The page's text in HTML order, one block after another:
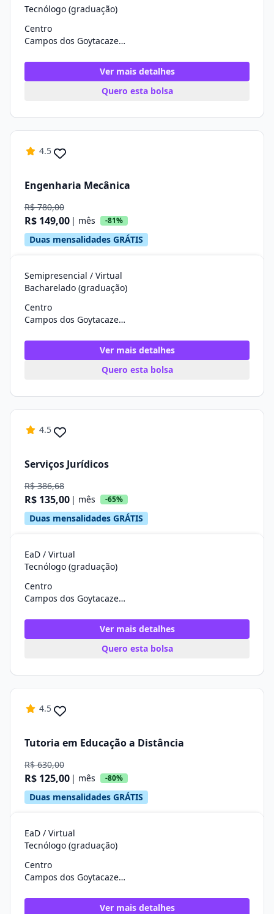
Tecnólogo (graduação)
Centro
Campos dos Goytacazes/RJ
Ver mais detalhes
Quero esta bolsa
4.5
Engenharia Mecânica
R$ 780,00
R$ 149,00 | mês -81%
Duas mensalidades GRÁTIS
Semipresencial / Virtual
Bacharelado (graduação)
Centro
Campos dos Goytacazes/RJ
Ver mais detalhes
Quero esta bolsa
4.5
Serviços Jurídicos
R$ 386,68
R$ 135,00 | mês -65%
Duas mensalidades GRÁTIS
EaD / Virtual
Tecnólogo (graduação)
Centro
Campos dos Goytacazes/RJ
Ver mais detalhes
Quero esta bolsa
4.5
Tutoria em Educação a Distância
R$ 630,00
R$ 125,00 | mês -80%
Duas mensalidades GRÁTIS
EaD / Virtual
Tecnólogo (graduação)
Centro
Campos dos Goytacazes/RJ
Ver mais detalhes